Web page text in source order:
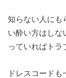
知らない人にも
い酔い方はしな
っていればトラ
ドレスコード